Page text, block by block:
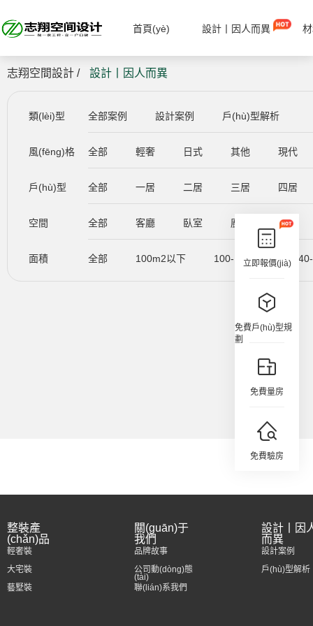
首頁(yè) 設計丨因人而異
立即報價(jià)
免費戶(hù)型規
劃
免費量房
免費驗房
志翔空間設計 / 設計丨因人而異
類(lèi)型 全部案例 設計案例 戶(hù)型解析
風(fēng)格 全部 輕奢 日式 其他 現代
戶(hù)型 全部 一居 二居 三居 四居
空間 全部 客廳 臥室 廚房 餐廳
面積 全部 100m2以下 100-140m2
整裝產
(chǎn)品
輕奢裝
大宅裝
藝墅裝
關(guān)于
我們
品牌故事
公司動(dòng)態
(tài)
聯(lián)系我們
設計丨因
而異
設計案例
戶(hù)型解析